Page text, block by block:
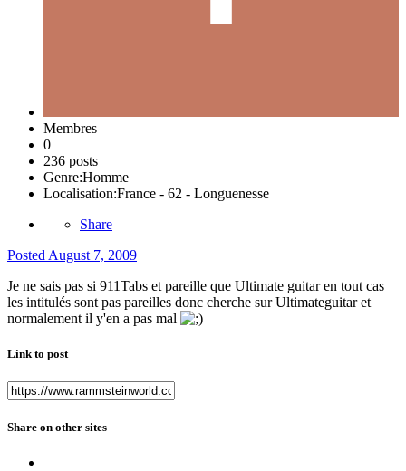
Membres
0
236 posts
Genre:Homme
Localisation:France - 62 - Longuenesse
Share
Posted August 7, 2009
Je ne sais pas si 911Tabs et pareille que Ultimate guitar en tout cas
les intitulés sont pas pareilles donc cherche sur Ultimateguitar et
normalement il y'en a pas mal
Link to post
Share on other sites